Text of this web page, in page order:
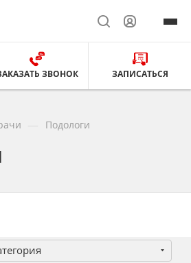
ЗВОНОК ЗАПИСАТЬСЯ
Подологи